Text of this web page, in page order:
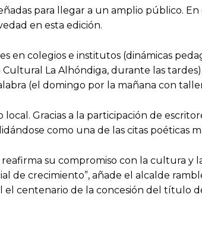
para llegar a un amplio público.
en esta edición.
en colegios e institutos (dinámicas
La Alhóndiga, durante las
(el domingo por la mañana con
Gracias a la participación de
como una de las citas poéticas
reafirma su compromiso con la cultura
de crecimiento”, añade el alcalde
centenario de la concesión del título